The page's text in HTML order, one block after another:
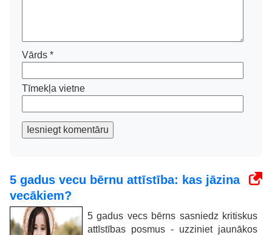
Vārds *
Tīmekļa vietne
Iesniegt komentāru
5 gadus vecu bērnu attīstība: kas jāzina
vecākiem?
5 gadus vecs bērns sasniedz kritiskus
attīstības posmus - uzziniet jaunākos